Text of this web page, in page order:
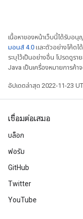
เนื้อหาของหน้าเว็บนี้ได้รับอนุ
มอนส์ 4.0 และตัวอย่างโค้ด
ระบุไว้เป็นอย่างอื่น โปรดดูรา
Java เป็นเครื่องหมายการค้า
อัปเดตล่าสุด 2022-11-23
เชื่อมต่อเสมอ
บล็อก
ฟอรัม
GitHub
Twitter
YouTube